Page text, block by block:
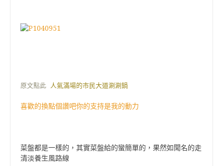
原文點此 人氣滿場的市民大道涮涮鍋
喜歡的換點個讚吧你的支持是我的動力
菜盤都是一樣的，其實菜盤給的蠻簡單的，果然如聞名的走
清淡養生風路線